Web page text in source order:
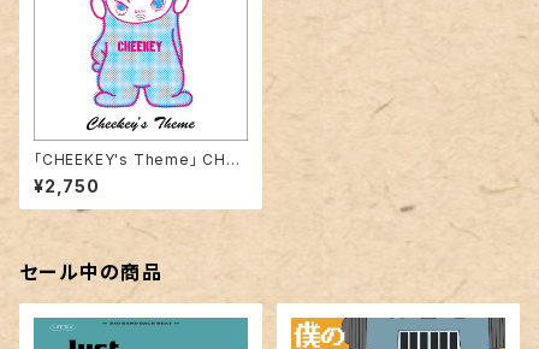
「CHEEKEY's Theme」 CHEE
KEY 7inch
¥2,750
セール中の商品